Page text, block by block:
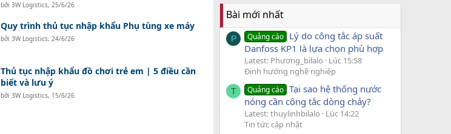
bởi 3W Logistics, 25/6/26
Quy trình thủ tục nhập khẩu Phụ tùng xe máy
bởi 3W Logistics, 24/6/26
Thủ tục nhập khẩu đồ chơi trẻ em | 5 điều cần
biết và lưu ý
bởi 3W Logistics, 15/6/26
Bài mới nhất
P Quảng cáo Lý do công tắc áp suất
Danfoss KP1 là lựa chọn phù hợp
Latest: Phương_bilalo
Lúc 15:58
Định hướng nghề nghiệp
T Quảng cáo Tại sao hệ thống nước
nóng cần công tắc dòng chảy?
Latest: thuylinhbilalo
Lúc 14:22
Tin tức cập nhật